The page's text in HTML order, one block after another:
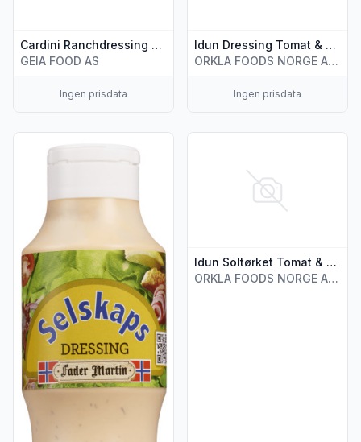
Cardini Ranchdressing m/Italiensk Ost 350ml
GEIA FOOD AS
Ingen prisdata
Idun Dressing Tomat & Basilikum Max 3% 254g
ORKLA FOODS NORGE AS (STABBURET)
Ingen prisdata
Idun Soltørket Tomat & Basilikumdressing 450g
ORKLA FOODS NORGE AS (STABBURET)